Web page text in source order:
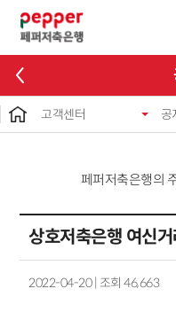
고객센터 공
페퍼저축은행의
상호저축은행 여신
2022-04-20 | 조회 46,663